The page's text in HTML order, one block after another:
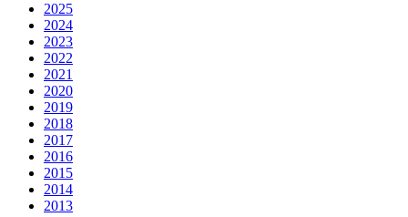
2025
2024
2023
2022
2021
2020
2019
2018
2017
2016
2015
2014
2013